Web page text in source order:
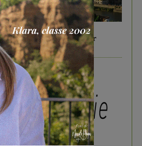
Firenze: 5 idee per far